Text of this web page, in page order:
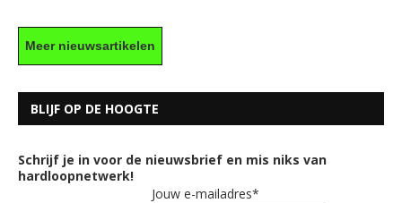
Meer nieuwsartikelen
BLIJF OP DE HOOGTE
Schrijf je in voor de nieuwsbrief en mis niks van
hardloopnetwerk!
Jouw e-mailadres*